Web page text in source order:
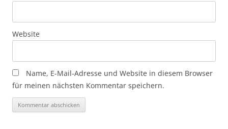
Website
Name, E-Mail-Adresse und Website in diesem Browser
für meinen nächsten Kommentar speichern.